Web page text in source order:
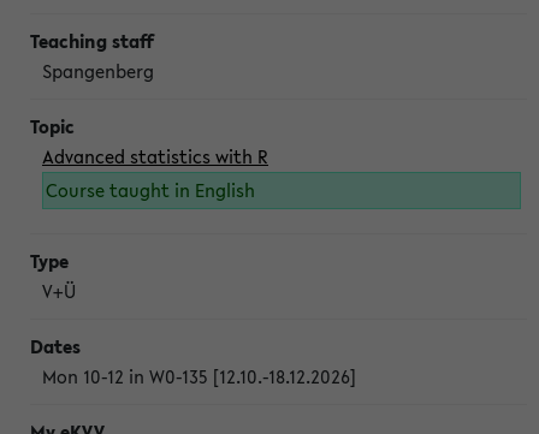
Spangenberg
Advanced statistics with R
Course taught in English
V+Ü
Mon 10-12 in W0-135 [12.10.-18.12.2026]